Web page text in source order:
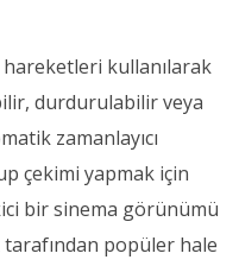
kullanılarak
durdurulabilir veya
zamanlayıcı
çekimi yapmak için
bir sinema görünümü
popüler hale